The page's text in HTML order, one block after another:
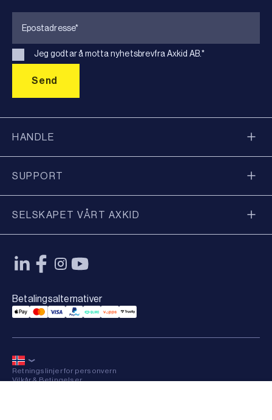
Jeg godtar å motta nyhetsbrevfra Axkid AB.*
HANDLE
SUPPORT
SELSKAPET VÅRT AXKID
Betalingsalternativer
Applepay Payment
Mastercard Payment
Visa Payment
Paypal Payment
Qliro Payment
Vipps Payment
Trustly Payment
Retningslinjer for personvern
Vilkår & Betingelser